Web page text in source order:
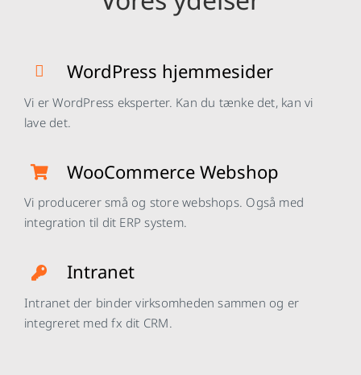
WordPress hjemmesider
Vi er WordPress eksperter. Kan du tænke det, kan vi
lave det.
WooCommerce Webshop
Vi producerer små og store webshops. Også med
integration til dit ERP system.
Intranet
Intranet der binder virksomheden sammen og er
integreret med fx dit CRM.